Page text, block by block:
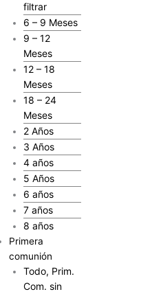
filtrar
6 – 9 Meses
9 – 12
Meses
12 – 18
Meses
18 – 24
Meses
2 Años
3 Años
4 años
5 Años
6 años
7 años
8 años
Primera
comunión
Todo, Prim.
Com. sin